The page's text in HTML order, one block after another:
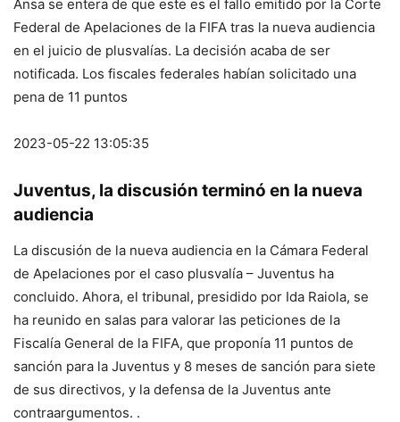
Ansa se entera de que este es el fallo emitido por la Corte
Federal de Apelaciones de la FIFA tras la nueva audiencia
en el juicio de plusvalías. La decisión acaba de ser
notificada. Los fiscales federales habían solicitado una
pena de 11 puntos
2023-05-22 13:05:35
Juventus, la discusión terminó en la nueva
audiencia
La discusión de la nueva audiencia en la Cámara Federal
de Apelaciones por el caso plusvalía – Juventus ha
concluido. Ahora, el tribunal, presidido por Ida Raiola, se
ha reunido en salas para valorar las peticiones de la
Fiscalía General de la FIFA, que proponía 11 puntos de
sanción para la Juventus y 8 meses de sanción para siete
de sus directivos, y la defensa de la Juventus ante
contraargumentos. .